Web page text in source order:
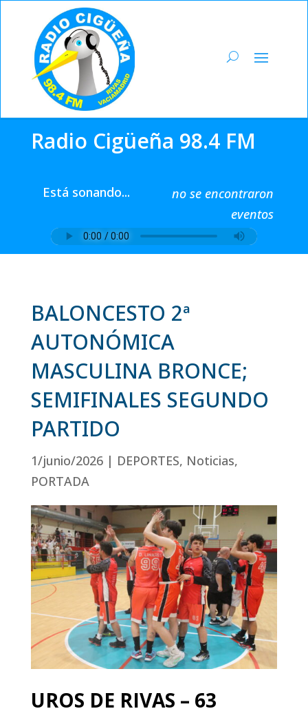
Radio Cigüeña 98.4 FM
Está sonando...
no se encontraron
eventos
BALONCESTO 2ª
AUTONÓMICA
MASCULINA BRONCE;
SEMIFINALES SEGUNDO
PARTIDO
1/junio/2026| DEPORTES, Noticias,
PORTADA
UROS DE RIVAS – 63